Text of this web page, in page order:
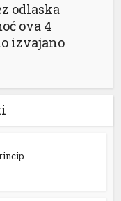
odlaska
ova 4
izvajano